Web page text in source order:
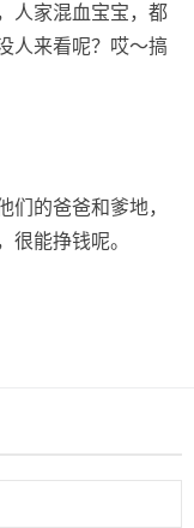
人家混血宝宝，都
人来看呢？哎～搞
们的爸爸和爹地，
很能挣钱呢。